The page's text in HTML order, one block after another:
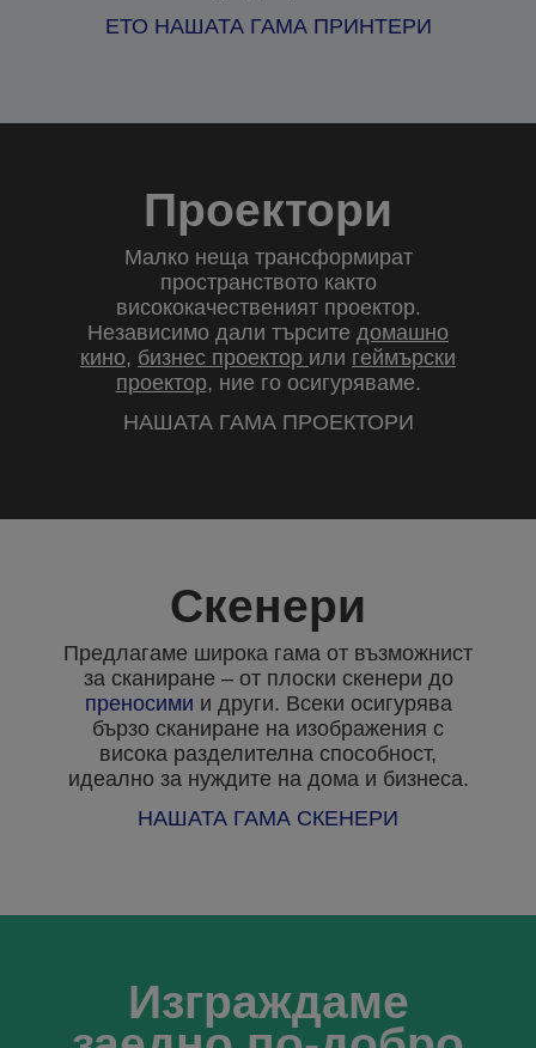
ЕТО НАШАТА ГАМА ПРИНТЕРИ
Проектори
Малко неща трансформират
пространството както
висококачественият проектор.
Независимо дали търсите домашно
кино, бизнес проектор или геймърски
проектор, ние го осигуряваме.
НАШАТА ГАМА ПРОЕКТОРИ
Скенери
Предлагаме широка гама от възможнист
за сканиране – от плоски скенери до
преносими и други. Всеки осигурява
бързо сканиране на изображения с
висока разделителна способност,
идеално за нуждите на дома и бизнеса.
НАШАТА ГАМА СКЕНЕРИ
Изграждаме